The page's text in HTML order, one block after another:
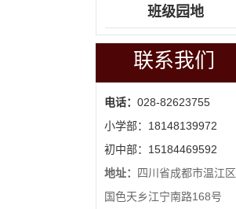
班级园地
联系我们
电话： 028-82623755
小学部：18148139972
初中部：15184469592
地址：
四川省成都市温江区
国色天乡江宁南路168号